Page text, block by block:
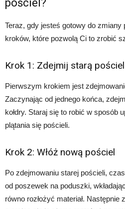
pościel?
Teraz, gdy jesteś gotowy do
kroków, które pozwolą Ci to zrobić
Krok 1: Zdejmij starą pościel
Pierwszym krokiem jest
Zaczynając od jednego końca,
kołdry. Staraj się to robić w sposób
plątania się pościeli.
Krok 2: Włóż nową pościel
Po zdejmowaniu starej pościeli,
od poszewek na poduszki,
równo rozłożyć materiał. Następnie